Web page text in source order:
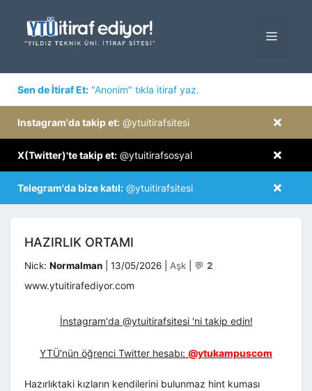
MENÜ
Sen de İtiraf Et: "Anonim" tıkla itiraf yaz.
×
Instagram'da takip et: @ytuitirafsitesi
×
X(Twitter)'te takip et: @ytuitirafsosyal
×
Telegram'da bize katıl: @ytuitirafsitesi
HAZIRLIK ORTAMI
Nick: Normalman 13/05/2026 Kategoriler
Aşk 💬 2
www.ytuitirafediyor.com
İnstagram'da @ytuitirafsitesi 'ni takip edin!
YTÜ'nün öğrenci Twitter hesabı: @ytukampuscom
Hazırlıktaki kızların kendilerini bulunmaz hint kuması